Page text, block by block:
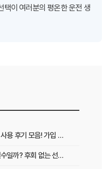
택이 여러분의 평온한 운전 생
운전자보험비교사이트, 실제 사용 후기 모음! 가입 전 반드시 봐야 할 꿀팁
운전자보험비교사이트, 왜 필수일까? 후회 없는 선택을 위한 3가지 핵심 질문